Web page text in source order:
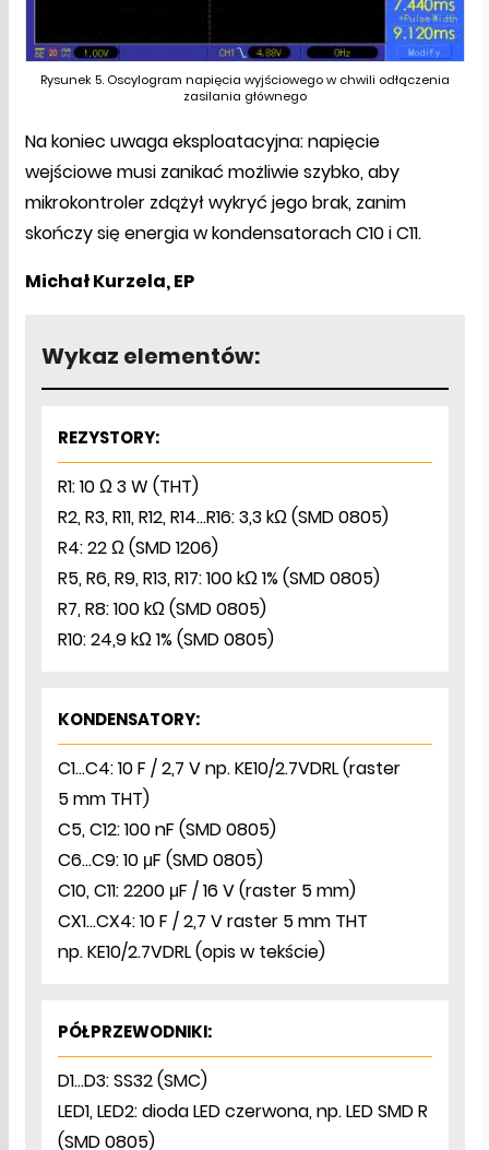
Rysunek 5. Oscylogram napięcia wyjściowego w chwili odłączenia
zasilania głównego
Na koniec uwaga eksploatacyjna: napięcie
wejściowe musi zanikać możliwie szybko, aby
mikrokontroler zdążył wykryć jego brak, zanim
skończy się energia w kondensatorach C10 i C11.
Michał Kurzela, EP
Wykaz elementów:
REZYSTORY:
R1: 10 Ω 3 W (THT)
R2, R3, R11, R12, R14…R16: 3,3 kΩ (SMD 0805)
R4: 22 Ω (SMD 1206)
R5, R6, R9, R13, R17: 100 kΩ 1% (SMD 0805)
R7, R8: 100 kΩ (SMD 0805)
R10: 24,9 kΩ 1% (SMD 0805)
KONDENSATORY:
C1…C4: 10 F / 2,7 V np. KE10/2.7VDRL (raster
5 mm THT)
C5, C12: 100 nF (SMD 0805)
C6…C9: 10 μF (SMD 0805)
C10, C11: 2200 μF / 16 V (raster 5 mm)
CX1…CX4: 10 F / 2,7 V raster 5 mm THT
np. KE10/2.7VDRL (opis w tekście)
PÓŁPRZEWODNIKI:
D1…D3: SS32 (SMC)
LED1, LED2: dioda LED czerwona, np. LED SMD R
(SMD 0805)